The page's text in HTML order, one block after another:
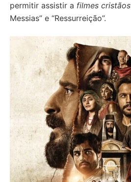
permitir assistir a filmes cristãos
Messias” e “Ressurreição”.